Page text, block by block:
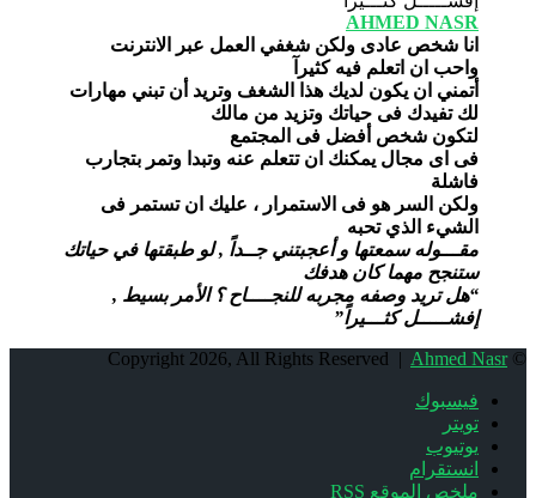
AHMED NASR
انا شخص عادى ولكن شغفي العمل عبر الانترنت
واحب ان اتعلم فيه كثيرآ
أتمني ان يكون لديك هذا الشغف وتريد أن تبني مهارات
لك تفيدك فى حياتك وتزيد من مالك
لتكون شخص أفضل فى المجتمع
فى اى مجال يمكنك ان تتعلم عنه وتبدا وتمر بتجارب
فاشلة
ولكن السر هو فى الاستمرار ، عليك ان تستمر فى
الشيء الذي تحبه
مقـــوله سمعتها و أعجبتني جــداً , لو طبقتها في حياتك
ستنجح مهما كان هدفك
“هل تريد وصفه مجربه للنجــــاح ؟ الأمر بسيط ,
إفشـــــل كثـــيراً”
© Copyright 2026, All Rights Reserved |
Ahmed Nasr
فيسبوك
تويتر
يوتيوب
انستقرام
ملخص الموقع RSS